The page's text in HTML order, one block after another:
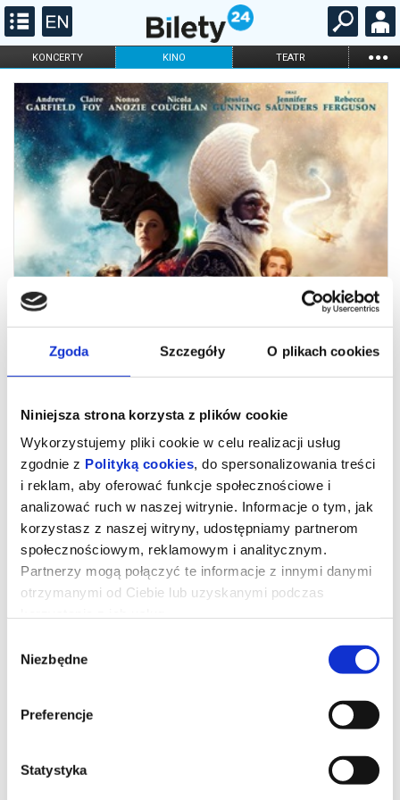
Zgoda Szczegóły O plikach cookies
Niniejsza strona korzysta z plików cookie
Wykorzystujemy pliki cookie w celu realizacji usług
zgodnie z Polityką cookies, do spersonalizowania treści
i reklam, aby oferować funkcje społecznościowe i
analizować ruch w naszej witrynie. Informacje o tym, jak
korzystasz z naszej witryny, udostępniamy partnerom
społecznościowym, reklamowym i analitycznym.
Partnerzy mogą połączyć te informacje z innymi danymi
otrzymanymi od Ciebie lub uzyskanymi podczas
zgody
Niezbędne
Preferencje
Statystyka
KONCERTY KINO TEATR ...
FILHARMONIA OPERA I BALET
STAND-UP
DLA DZIECI
ONLINE KARNETY
Drzewo magii
Współczesna rodzina przeprowadza się na wieś, gdzie dzieci
odkrywają magiczne drzewo zamieszkane przez ekscentryczne
przeżywane tam przygody pomagają im odbudować rodzinne
więzi.